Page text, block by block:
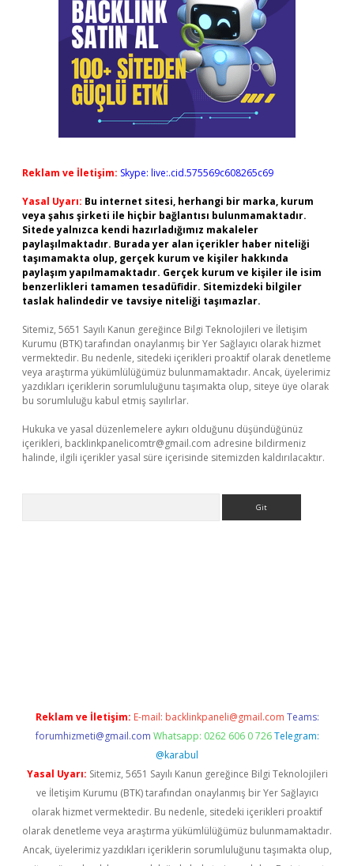
Reklam ve İletişim: Skype: live:.cid.575569c608265c69
Yasal Uyarı: Bu internet sitesi, herhangi bir marka, kurum
veya şahıs şirketi ile hiçbir bağlantısı bulunmamaktadır.
Sitede yalnızca kendi hazırladığımız makaleler
paylaşılmaktadır. Burada yer alan içerikler haber niteliği
taşımamakta olup, gerçek kurum ve kişiler hakkında
paylaşım yapılmamaktadır. Gerçek kurum ve kişiler ile isim
benzerlikleri tamamen tesadüfidir. Sitemizdeki bilgiler
taslak halindedir ve tavsiye niteliği taşımazlar.
Sitemiz, 5651 Sayılı Kanun gereğince Bilgi Teknolojileri ve İletişim
Kurumu (BTK) tarafından onaylanmış bir Yer Sağlayıcı olarak hizmet
vermektedir. Bu nedenle, sitedeki içerikleri proaktif olarak denetleme
veya araştırma yükümlülüğümüz bulunmamaktadır. Ancak, üyelerimiz
yazdıkları içeriklerin sorumluluğunu taşımakta olup, siteye üye olarak
bu sorumluluğu kabul etmiş sayılırlar.
Hukuka ve yasal düzenlemelere aykırı olduğunu düşündüğünüz
içerikleri, backlinkpanelicomtr@gmail.com adresine bildirmeniz
halinde, ilgili içerikler yasal süre içerisinde sitemizden kaldırılacaktır.
Reklam ve İletişim: E-mail: backlinkpaneli@gmail.com Teams:
forumhizmeti@gmail.com Whatsapp: 0262 606 0 726 Telegram:
@karabul
Yasal Uyarı: Sitemiz, 5651 Sayılı Kanun gereğince Bilgi Teknolojileri
ve İletişim Kurumu (BTK) tarafından onaylanmış bir Yer Sağlayıcı
olarak hizmet vermektedir. Bu nedenle, sitedeki içerikleri proaktif
olarak denetleme veya araştırma yükümlülüğümüz bulunmamaktadır.
Ancak, üyelerimiz yazdıkları içeriklerin sorumluluğunu taşımakta olup,